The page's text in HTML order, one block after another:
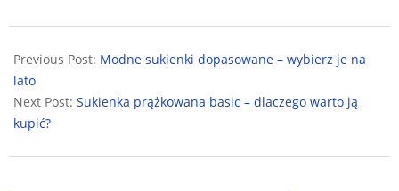
06-
28
Previous Post: Modne sukienki dopasowane – wybierz je na
lato
Next Post: Sukienka prążkowana basic – dlaczego warto ją
kupić?